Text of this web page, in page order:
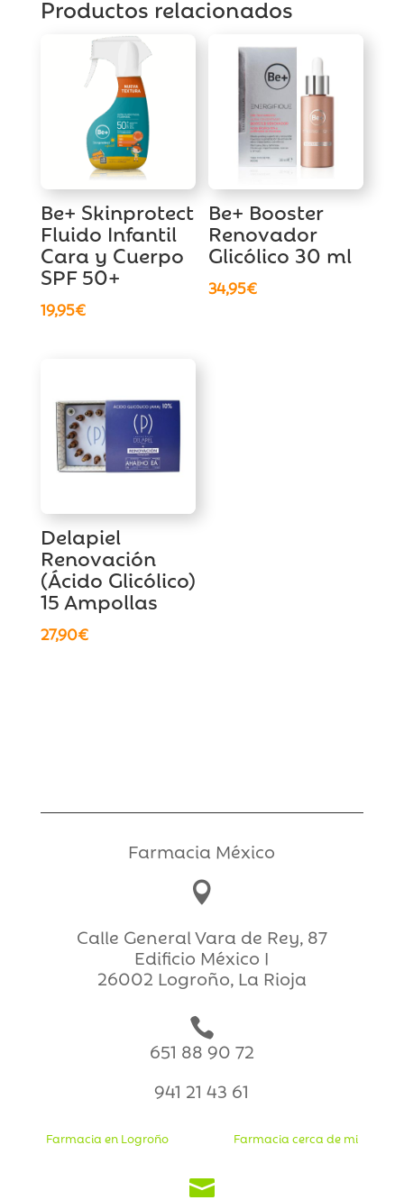
Productos relacionados
Be+ Skinprotect
Fluido Infantil
Cara y Cuerpo
SPF 50+
19,95€
Be+ Booster
Renovador
Glicólico 30 ml
34,95€
Delapiel
Renovación
(Ácido Glicólico)
15 Ampollas
27,90€
Farmacia México

Calle General Vara de Rey, 87
Edificio México I
26002 Logroño, La Rioja

651 88 90 72
941 21 43 61
Farmacia en Logroño Farmacia cerca de mi
